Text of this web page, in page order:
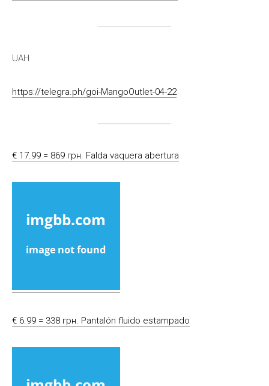
UAH
https://telegra.ph/goi-MangoOutlet-04-22
€ 17.99 = 869 грн. Falda vaquera abertura
€ 6.99 = 338 грн. Pantalón fluido estampado